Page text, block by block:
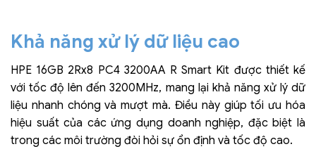
Khả năng xử lý dữ liệu cao
HPE 16GB 2Rx8 PC4 3200AA R Smart Kit được thiết kế
với tốc độ lên đến 3200MHz, mang lại khả năng xử lý dữ
liệu nhanh chóng và mượt mà. Điều này giúp tối ưu hóa
hiệu suất của các ứng dụng doanh nghiệp, đặc biệt là
trong các môi trường đòi hỏi sự ổn định và tốc độ cao.